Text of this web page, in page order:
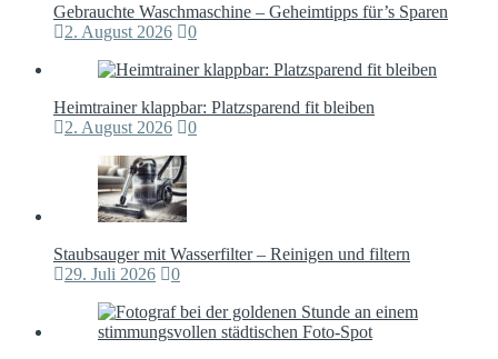
Gebrauchte Waschmaschine – Geheimtipps für’s Sparen
2. August 2026
0
Heimtrainer klappbar: Platzsparend fit bleiben
2. August 2026
0
Staubsauger mit Wasserfilter – Reinigen und filtern
29. Juli 2026
0